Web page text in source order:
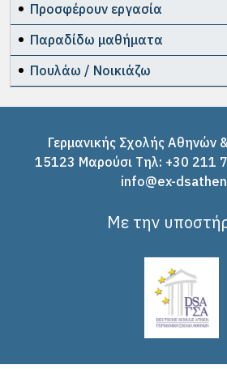
Προσφέρουν εργασία
Παραδίδω μαθήματα
Πουλάω / Νοικιάζω
Γερμανικής Σχολής Αθηνών
15123 Μαρούσι Tηλ: +30 211
info@ex-
Με την